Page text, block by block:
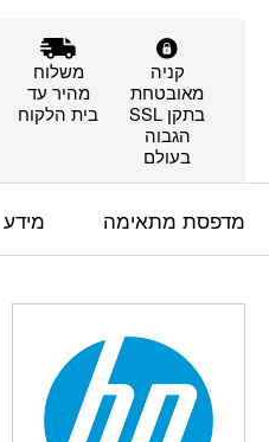
קניה
מאובטחת
בתקן SSL
הגבוה
בעולם
משלוח
מהיר עד
בית הלקוח
מדפסת מתאימה מידע